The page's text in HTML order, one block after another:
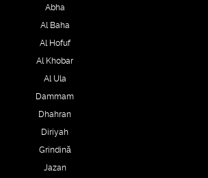
Abha
Al Baha
Al Hofuf
Al Khobar
Al Ula
Dammam
Dhahran
Diriyah
Grindină
Jazan